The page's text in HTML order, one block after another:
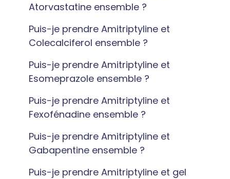
Atorvastatine ensemble ?
Puis-je prendre Amitriptyline et
Colecalciferol ensemble ?
Puis-je prendre Amitriptyline et
Esomeprazole ensemble ?
Puis-je prendre Amitriptyline et
Fexofénadine ensemble ?
Puis-je prendre Amitriptyline et
Gabapentine ensemble ?
Puis-je prendre Amitriptyline et gel